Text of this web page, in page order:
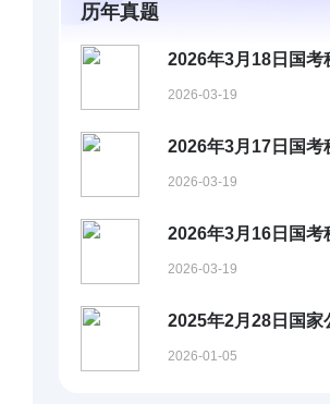
历年真题
2026年3月18日国考
2026-03-19
2026年3月17日国考
2026-03-19
2026年3月16日国考
2026-03-19
2025年2月28日国家
国人民银行面试真
2026-01-05